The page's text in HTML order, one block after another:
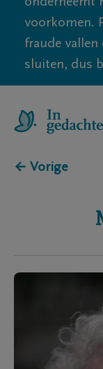
voorkomen.
fraude
sluiten, dus
← Vorige